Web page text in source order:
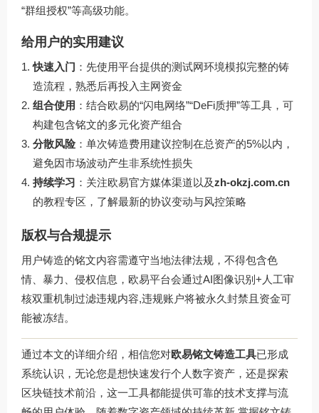
“群组授权”等高级功能。
给用户的实用建议
快速入门 ：先使用平台提供的测试网环境模拟完整的铸
造流程，熟悉后再投入主网资金
组合使用 ：结合欧易的“闪电网络”“DeFi质押”等工具，可
构建包含铭文的多元化资产组合
分散风险：单次铸造费用建议控制在总资产的5%以内，
避免因市场波动产生非系统性损失
持续学习 ：关注欧易官方媒体渠道以及zh-okzj.com.cn
的教程专区，了解最新的协议变动与风控策略
版权与合规提示
用户铸造的铭文内容需遵守当地法律法规，不得包含色
情、暴力、侵权信息，欧易平台会通过AI图像识别+人工审
核双重机制过滤违规内容,违规账户将被永久封禁且资金可
能被冻结。
通过本文的详细介绍，相信您对欧易铭文铸造工具已形成
系统认识，无论您是想快速发行个人数字资产，还是探索
区块链技术前沿，这一工具都能提供可靠的技术支撑与流